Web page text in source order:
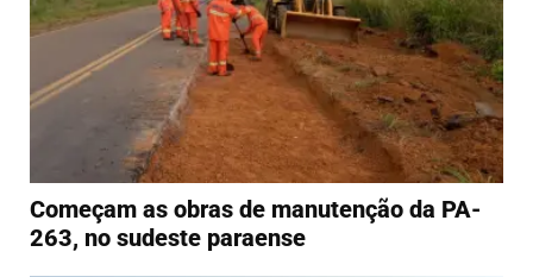
Começam as obras de manutenção da PA-
263, no sudeste paraense